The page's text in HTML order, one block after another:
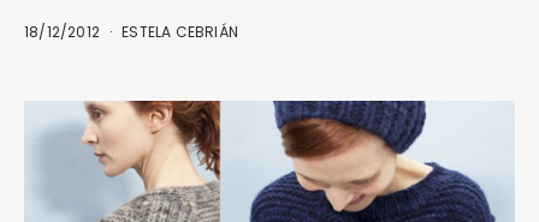
18/12/2012 ESTELA CEBRIÁN